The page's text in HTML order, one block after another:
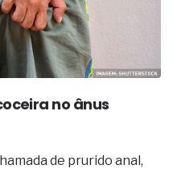
no ânus
de prurido anal,